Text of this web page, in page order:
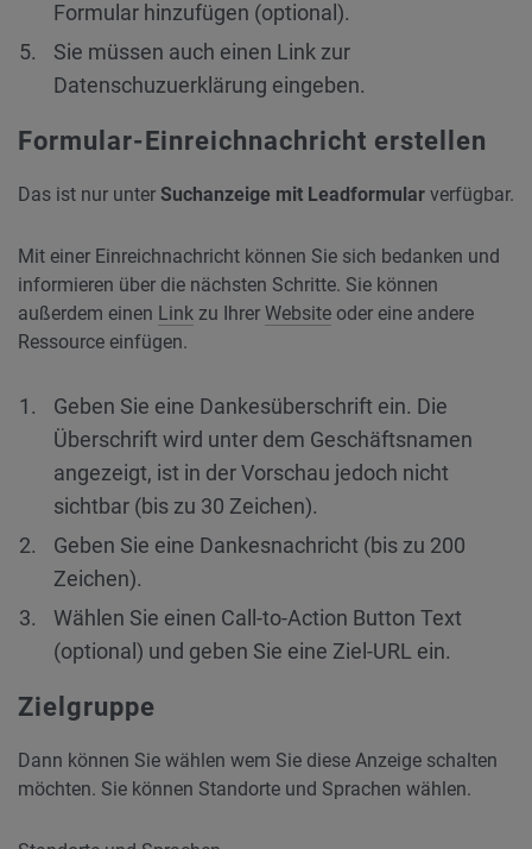
Formular hinzufügen (optional).
Sie müssen auch einen Link zur
Datenschuzuerklärung eingeben.
Formular-Einreichnachricht erstellen
Das ist nur unter Suchanzeige mit Leadformular verfügbar.
Mit einer Einreichnachricht können Sie sich bedanken und
informieren über die nächsten Schritte. Sie können
außerdem einen Link zu Ihrer Website oder eine andere
Ressource einfügen.
Geben Sie eine Dankesüberschrift ein. Die
Überschrift wird unter dem Geschäftsnamen
angezeigt, ist in der Vorschau jedoch nicht
sichtbar (bis zu 30 Zeichen).
Geben Sie eine Dankesnachricht (bis zu 200
Zeichen).
Wählen Sie einen Call-to-Action Button Text
(optional) und geben Sie eine Ziel-URL ein.
Zielgruppe
Dann können Sie wählen wem Sie diese Anzeige schalten
möchten. Sie können Standorte und Sprachen wählen.